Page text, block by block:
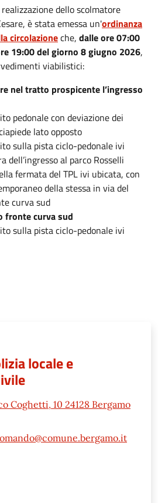
dello scolmatore
è stata emessa un'ordinanza
circolazioneche, dalle ore 07:00
19:00 del giorno 8 giugno 2026,
viabilistici:
nel tratto prospicente l’ingresso
pedonale con deviazione dei
lato opposto
sulla pista ciclo-pedonale ivi
dell’ingresso al parco Rosselli
fermata del TPL ivi ubicata, con
della stessa in via del
curva sud
fronte curva sud
sulla pista ciclo-pedonale ivi
locale e
Coghetti, 10 24128 Bergamo